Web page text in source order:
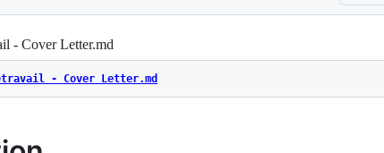
- Cover Letter.md
- Cover Letter.md